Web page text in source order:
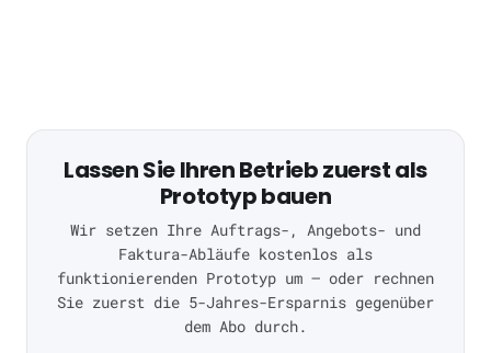
Lassen Sie Ihren Betrieb zuerst als
Prototyp bauen
Wir setzen Ihre Auftrags-, Angebots- und
Faktura-Abläufe kostenlos als
funktionierenden Prototyp um — oder rechnen
Sie zuerst die 5-Jahres-Ersparnis gegenüber
dem Abo durch.